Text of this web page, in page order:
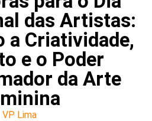
das Artistas:
a Criatividade,
e o Poder
da Arte
VP Lima